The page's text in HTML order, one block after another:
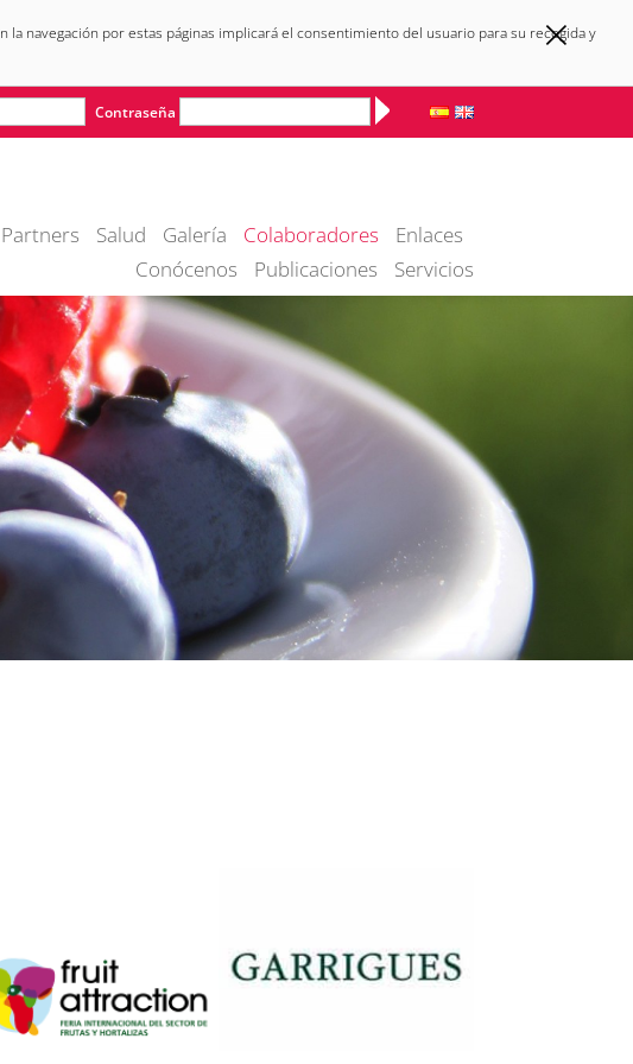
Contraseña Alternative:
Partners Salud Galería Colaboradores
Enlaces
Conócenos
Publicaciones Servicios
×
navegación por estas páginas implicará el consentimiento del usuario para su recogida y